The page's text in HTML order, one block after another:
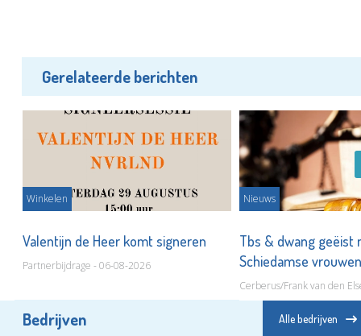
Gerelateerde berichten
Winkelen
Valentijn de Heer komt signeren
Partnerbijdrage - 06-08-2026
Nieuws
Tbs & dwang geëist
Schiedamse
Cerberus/Frank van den
Bedrijven Alle bedrijven